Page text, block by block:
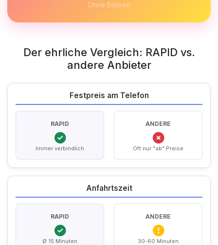
Ohne Bohren
Der ehrliche Vergleich: RAPID vs.
andere Anbieter
Festpreis am Telefon
RAPID
Immer verbindlich
ANDERE
Oft nur "ab" Preise
Anfahrtszeit
RAPID
Ø 15 Minuten
ANDERE
30-60 Minuten